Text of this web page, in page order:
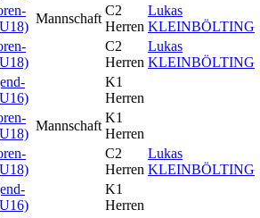
Mannschaft
C2
Herren
Lukas
KLEINBÖLTING
C2
Herren
Lukas
KLEINBÖLTING
K1
Herren
Mannschaft
K1
Herren
C2
Herren
Lukas
KLEINBÖLTING
K1
Herren